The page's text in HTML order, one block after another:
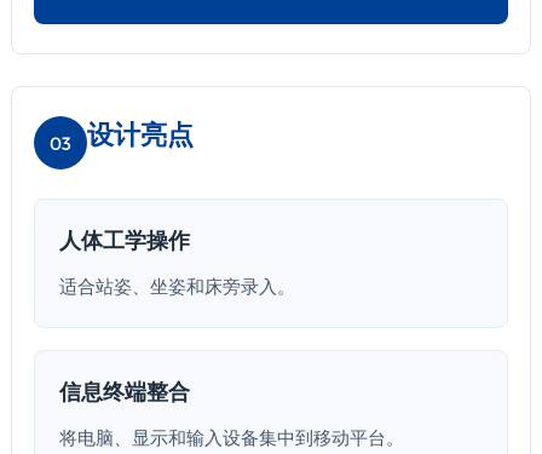
03 设计亮点
人体工学操作
适合站姿、坐姿和床旁录入。
信息终端整合
将电脑、显示和输入设备集中到移动平台。